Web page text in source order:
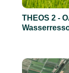
THEOS 2 -